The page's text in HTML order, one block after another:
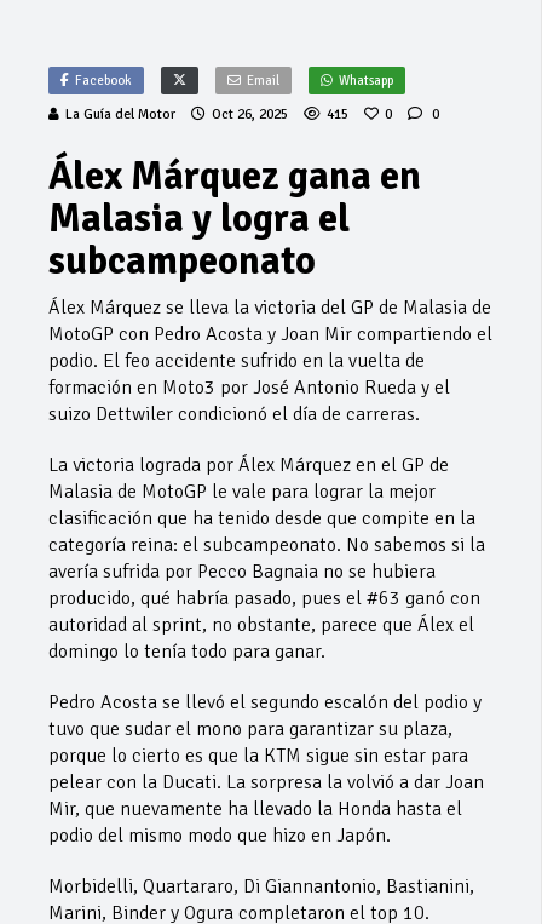
Facebook Email Whatsapp
La Guía del Motor Oct 26, 2025 415 0 0
Álex Márquez gana en
Malasia y logra el
subcampeonato
Álex Márquez se lleva la victoria del GP de Malasia de
MotoGP con Pedro Acosta y Joan Mir compartiendo el
podio. El feo accidente sufrido en la vuelta de
formación en Moto3 por José Antonio Rueda y el
suizo Dettwiler condicionó el día de carreras.
La victoria lograda por Álex Márquez en el GP de
Malasia de MotoGP le vale para lograr la mejor
clasificación que ha tenido desde que compite en la
categoría reina: el subcampeonato. No sabemos si la
avería sufrida por Pecco Bagnaia no se hubiera
producido, qué habría pasado, pues el #63 ganó con
autoridad al sprint, no obstante, parece que Álex el
domingo lo tenía todo para ganar.
Pedro Acosta se llevó el segundo escalón del podio y
tuvo que sudar el mono para garantizar su plaza,
porque lo cierto es que la KTM sigue sin estar para
pelear con la Ducati. La sorpresa la volvió a dar Joan
Mir, que nuevamente ha llevado la Honda hasta el
podio del mismo modo que hizo en Japón.
Morbidelli, Quartararo, Di Giannantonio, Bastianini,
Marini, Binder y Ogura completaron el top 10.